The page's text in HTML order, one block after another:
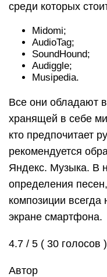
среди которых
Midomi;
AudioTag;
SoundHound;
Audiggle;
Musipedia.
Все они обладают
хранящей в себе
кто предпочитает
рекомендуется
Яндекс. Музыка. В
определения
композиции всегда
экране смартфона.
4.7 / 5 ( 30 голосов )
Автор